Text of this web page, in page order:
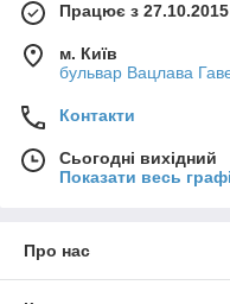
Працює з 27.10.2015
м. Київ
бульвар Вацлава
Контакти
Сьогодні вихідний
Показати весь
Про нас